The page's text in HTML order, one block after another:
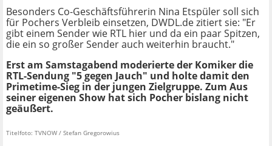
Besonders Co-Geschäftsführerin Nina Etspüler soll sich
für Pochers Verbleib einsetzen, DWDL.de zitiert sie: "Er
gibt einem Sender wie RTL hier und da ein paar Spitzen,
die ein so großer Sender auch weiterhin braucht."
Erst am Samstagabend moderierte der Komiker die
RTL-Sendung "5 gegen Jauch" und holte damit den
Primetime-Sieg in der jungen Zielgruppe. Zum Aus
seiner eigenen Show hat sich Pocher bislang nicht
geäußert.
Titelfoto: TVNOW / Stefan Gregorowius